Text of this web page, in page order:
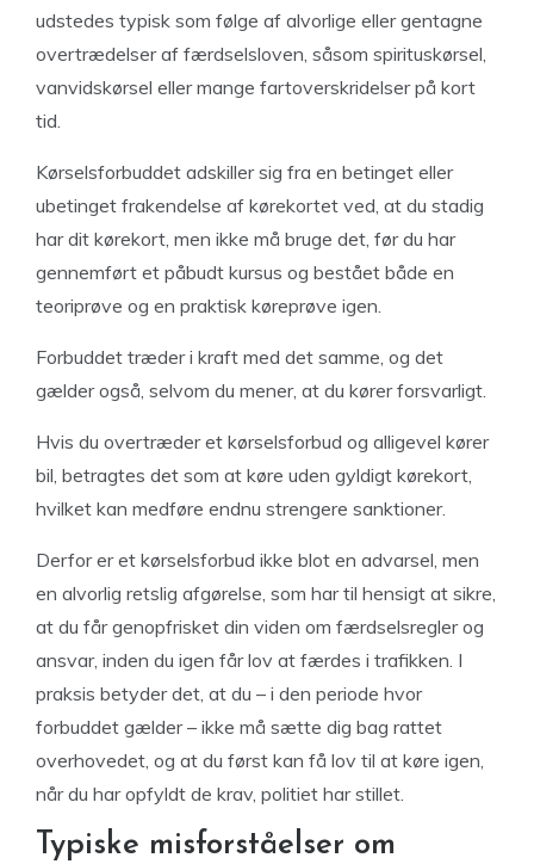
udstedes typisk som følge af alvorlige eller gentagne
overtrædelser af færdselsloven, såsom spirituskørsel,
vanvidskørsel eller mange fartoverskridelser på kort
tid.
Kørselsforbuddet adskiller sig fra en betinget eller
ubetinget frakendelse af kørekortet ved, at du stadig
har dit kørekort, men ikke må bruge det, før du har
gennemført et påbudt kursus og bestået både en
teoriprøve og en praktisk køreprøve igen.
Forbuddet træder i kraft med det samme, og det
gælder også, selvom du mener, at du kører forsvarligt.
Hvis du overtræder et kørselsforbud og alligevel kører
bil, betragtes det som at køre uden gyldigt kørekort,
hvilket kan medføre endnu strengere sanktioner.
Derfor er et kørselsforbud ikke blot en advarsel, men
en alvorlig retslig afgørelse, som har til hensigt at sikre,
at du får genopfrisket din viden om færdselsregler og
ansvar, inden du igen får lov at færdes i trafikken. I
praksis betyder det, at du – i den periode hvor
forbuddet gælder – ikke må sætte dig bag rattet
overhovedet, og at du først kan få lov til at køre igen,
når du har opfyldt de krav, politiet har stillet.
Typiske misforståelser om